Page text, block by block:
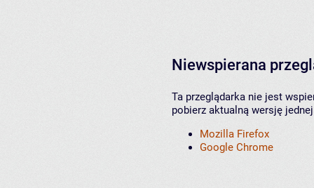
Niewspierana
Ta przeglądarka nie jest
pobierz aktualną wersję
Mozilla Firefox
Google Chrome